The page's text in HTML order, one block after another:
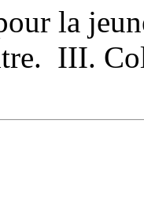
la
III.